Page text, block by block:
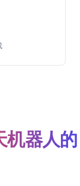
机器人的